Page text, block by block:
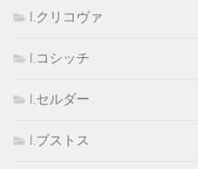
I.クリコヴァ
I.コシッチ
I.セルダー
I.ブストス